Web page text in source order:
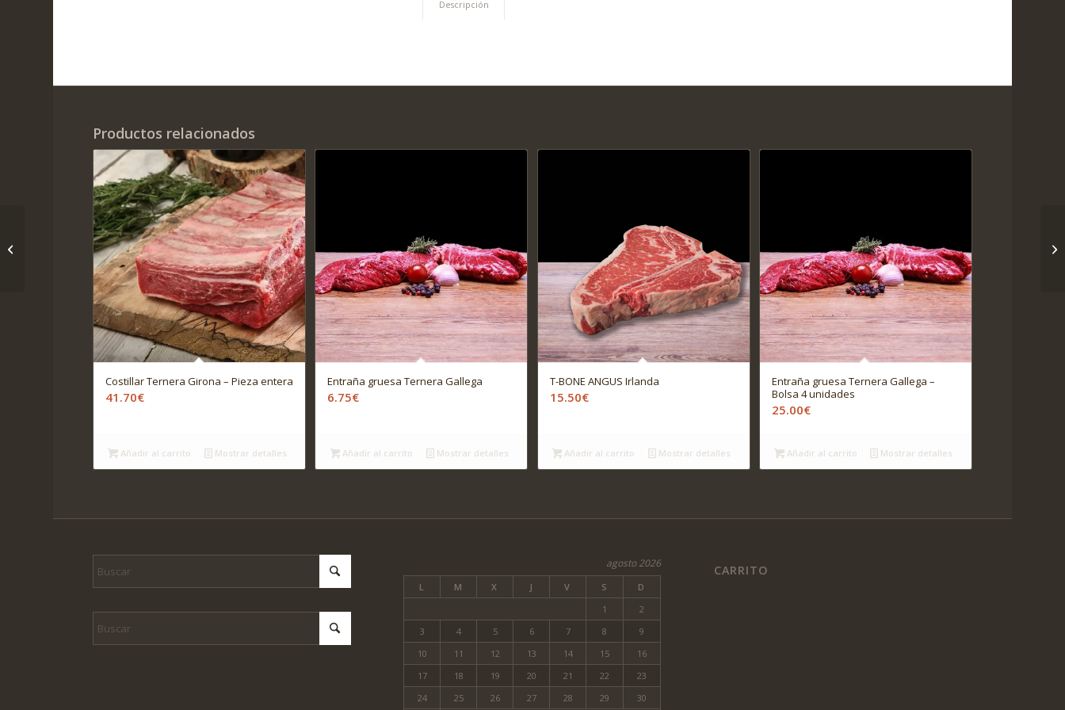
Descripción
Productos relacionados
Costillar Ternera Girona – Pieza entera
41.70€
Añadir al carrito Mostrar detalles
Entraña gruesa Ternera Gallega
6.75€
Añadir al carrito Mostrar detalles
T-BONE ANGUS Irlanda
15.50€
Añadir al carrito Mostrar detalles
Entraña gruesa Ternera Gallega –
Bolsa 4 unidades
25.00€
Añadir al carrito Mostrar detalles
agosto 2026
L M X J V S
D
1
2
3
4 5 6 7 8
9
10
11 12 13 14 15
16
17
18 19 20 21 22
23
24
25 26 27 28 29 30
CARRITO
Pack Profesional 70€